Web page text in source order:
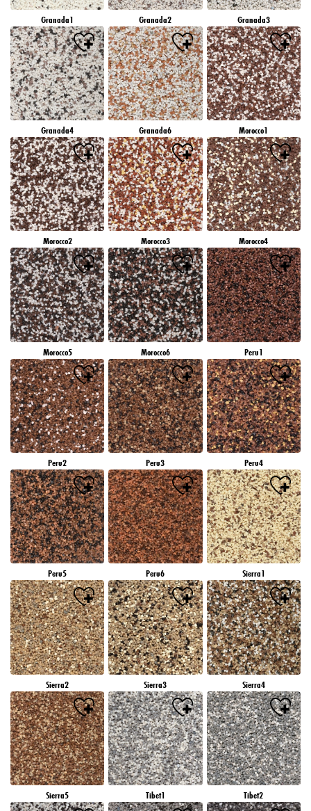
Granada1 Granada2 Granada3
Granada4 Granada6 Morocco1
Morocco2 Morocco3 Morocco4
Morocco5 Morocco6 Peru1
Peru2 Peru3 Peru4
Peru5 Peru6 Sierra1
Sierra2 Sierra3 Sierra4
Sierra5 Tibet1 Tibet2